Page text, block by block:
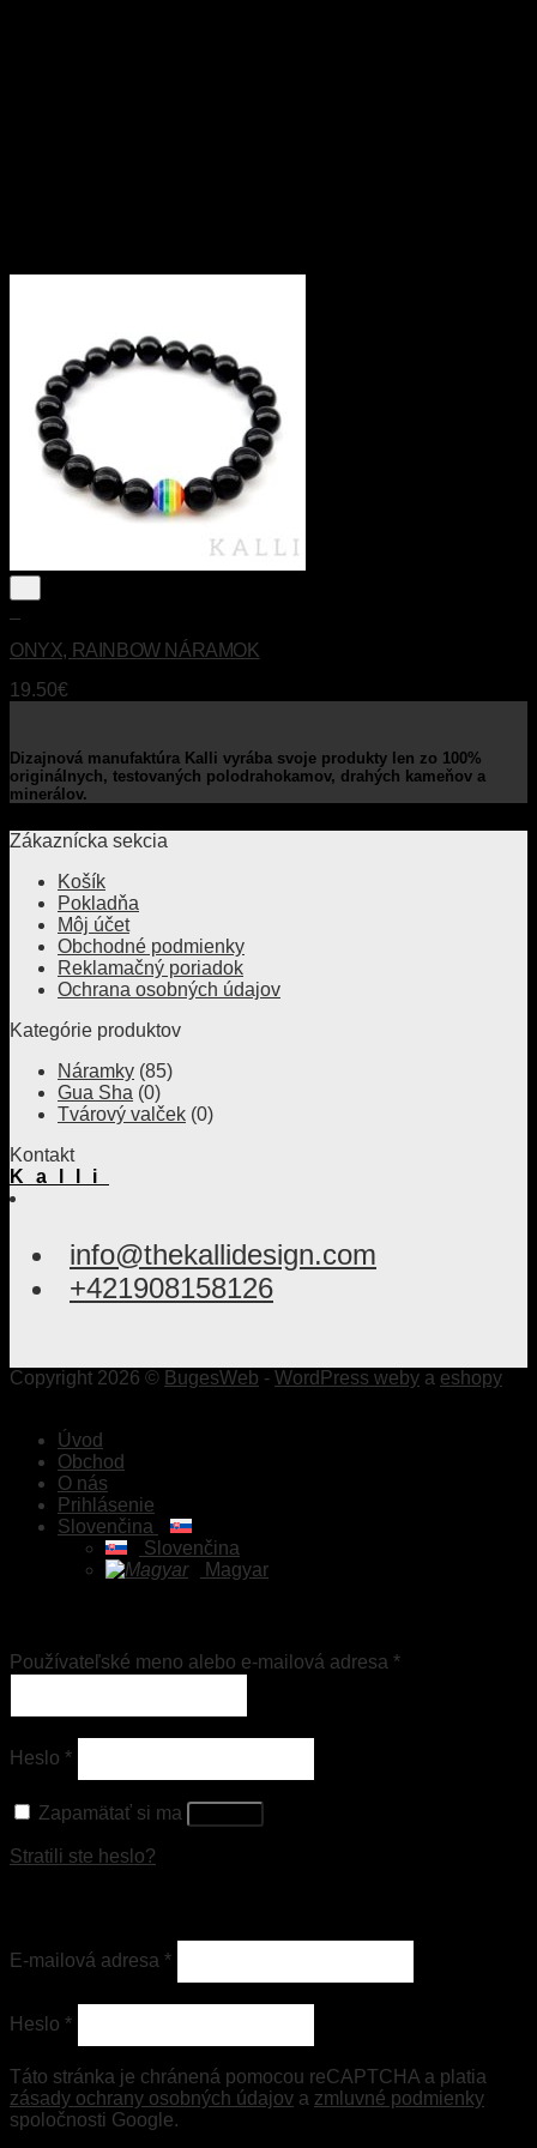
ONYX, RAINBOW NÁRAMOK
19.50€
Dizajnová manufaktúra Kalli vyrába svoje produkty len zo 100%
originálnych, testovaných polodrahokamov, drahých kameňov a
minerálov.
Zákaznícka sekcia
Košík
Pokladňa
Môj účet
Obchodné podmienky
Reklamačný poriadok
Ochrana osobných údajov
Kategórie produktov
Náramky (85)
Gua Sha (0)
Tvárový valček (0)
Kontakt
Kalli
info@thekallidesign.com
+421908158126
Copyright 2026 © BugesWeb - WordPress weby a eshopy
Úvod
Obchod
O nás
Prihlásenie
Slovenčina
Slovenčina
Magyar
Používateľské meno alebo e-mailová adresa *
Heslo *
Zapamätať si ma
Stratili ste heslo?
E-mailová adresa *
Heslo *
Táto stránka je chránená pomocou reCAPTCHA a platia
zásady ochrany osobných údajov a zmluvné podmienky
spoločnosti Google.